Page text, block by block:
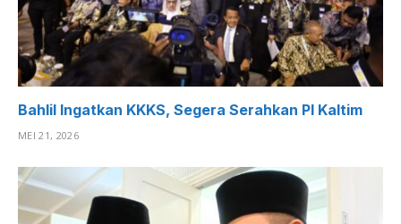
Bahlil Ingatkan KKKS, Segera Serahkan PI Kaltim
MEI 21, 2026